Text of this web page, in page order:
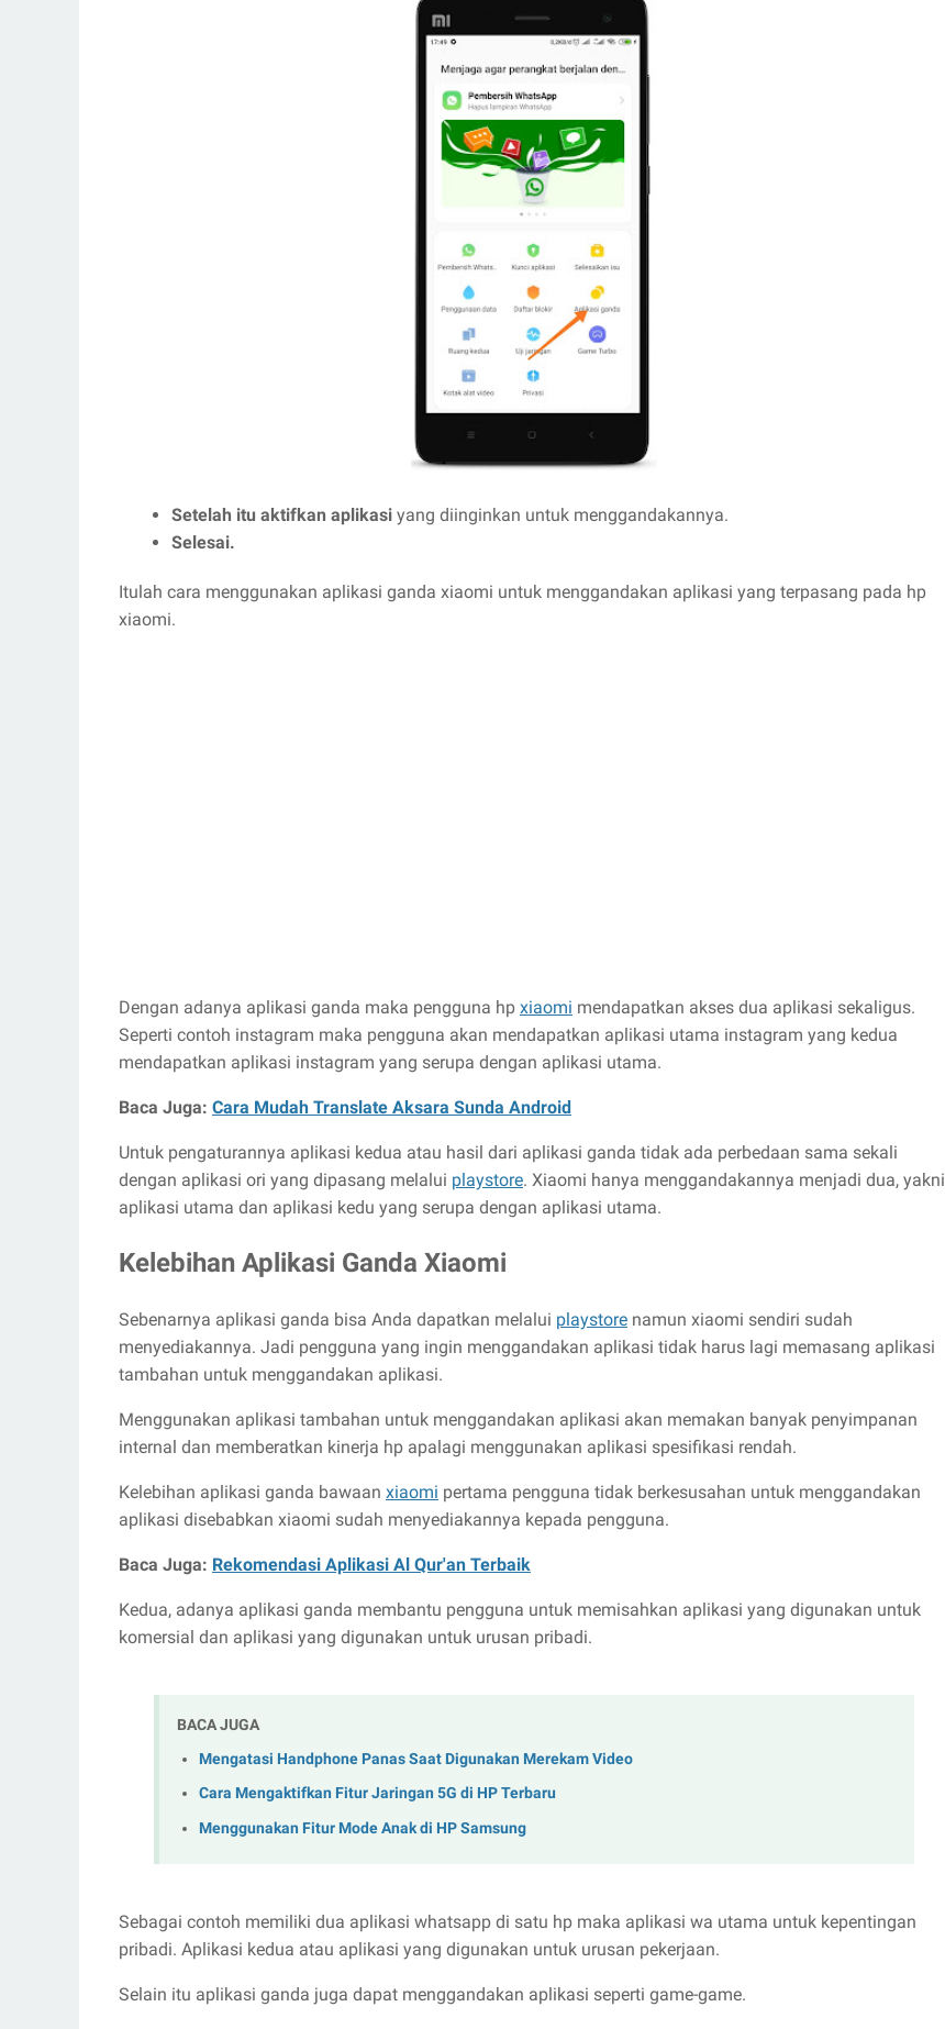
Setelah itu aktifkan aplikasi yang diinginkan untuk menggandakannya.
Selesai.
Itulah cara menggunakan aplikasi ganda xiaomi untuk menggandakan aplikasi yang terpasang pada hp
xiaomi.
Dengan adanya aplikasi ganda maka pengguna hp xiaomi mendapatkan akses dua aplikasi sekaligus.
Seperti contoh instagram maka pengguna akan mendapatkan aplikasi utama instagram yang kedua
mendapatkan aplikasi instagram yang serupa dengan aplikasi utama.
Baca Juga: Cara Mudah Translate Aksara Sunda Android
Untuk pengaturannya aplikasi kedua atau hasil dari aplikasi ganda tidak ada perbedaan sama sekali
dengan aplikasi ori yang dipasang melalui playstore. Xiaomi hanya menggandakannya menjadi dua, yakni
aplikasi utama dan aplikasi kedu yang serupa dengan aplikasi utama.
Kelebihan Aplikasi Ganda Xiaomi
Sebenarnya aplikasi ganda bisa Anda dapatkan melalui playstore namun xiaomi sendiri sudah
menyediakannya. Jadi pengguna yang ingin menggandakan aplikasi tidak harus lagi memasang aplikasi
tambahan untuk menggandakan aplikasi.
Menggunakan aplikasi tambahan untuk menggandakan aplikasi akan memakan banyak penyimpanan
internal dan memberatkan kinerja hp apalagi menggunakan aplikasi spesifikasi rendah.
Kelebihan aplikasi ganda bawaan xiaomi pertama pengguna tidak berkesusahan untuk menggandakan
aplikasi disebabkan xiaomi sudah menyediakannya kepada pengguna.
Baca Juga: Rekomendasi Aplikasi Al Qur'an Terbaik
Kedua, adanya aplikasi ganda membantu pengguna untuk memisahkan aplikasi yang digunakan untuk
komersial dan aplikasi yang digunakan untuk urusan pribadi.
BACA JUGA
Mengatasi Handphone Panas Saat Digunakan Merekam Video
Cara Mengaktifkan Fitur Jaringan 5G di HP Terbaru
Menggunakan Fitur Mode Anak di HP Samsung
Sebagai contoh memiliki dua aplikasi whatsapp di satu hp maka aplikasi wa utama untuk kepentingan
pribadi. Aplikasi kedua atau aplikasi yang digunakan untuk urusan pekerjaan.
Selain itu aplikasi ganda juga dapat menggandakan aplikasi seperti game-game.